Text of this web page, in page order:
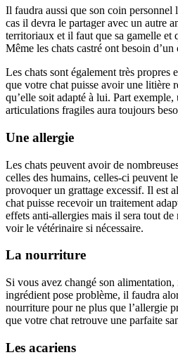
Il faudra aussi que son coin personnel
cas il devra le partager avec un autre
territoriaux et il faut que sa gamelle et
Même les chats castré ont besoin
Les chats sont également très propres
que votre chat puisse avoir une litière
qu’elle soit adapté à lui. Part
articulations fragiles aura toujours
Une allergie
Les chats peuvent avoir de
celles des humains, celles-ci peuvent
provoquer un grattage excessif. Il est
chat puisse recevoir un traitement
effets anti-allergies mais il sera tout de
voir le vétérinaire si nécessaire.
La nourriture
Si vous avez changé son
ingrédient pose problème, il faudra
nourriture pour ne plus que l’allergie
que votre chat retrouve une parfaite
Les acariens